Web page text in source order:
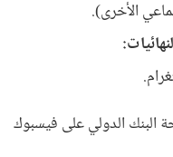
الدولي على فيسبوك